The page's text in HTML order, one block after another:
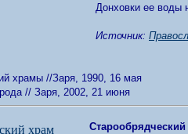
Донховки ее воды
Источник:
храмы //Заря, 1990, 16 мая
// Заря, 2002, 21 июня